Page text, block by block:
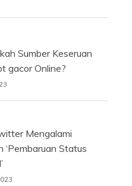
Sumber Keseruan
gacor Online?
Mengalami
‘Pembaruan Status